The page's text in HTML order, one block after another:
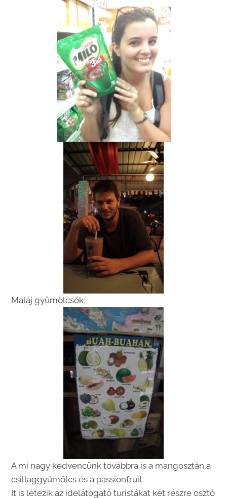
Maláj gyümölcsök:
A mi nagy kedvencünk továbbra is a mangosztán,a
csillaggyümölcs és a passionfruit.
It is létezik az idelátogató turistákat két részre osztó